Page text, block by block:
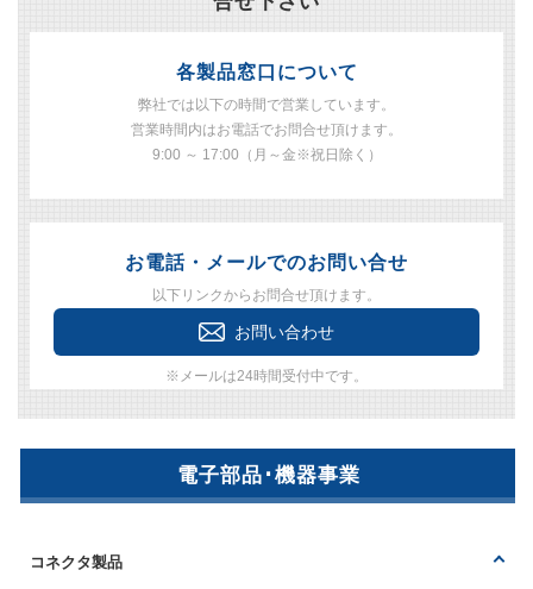
各製品窓口について
弊社では以下の時間で営業しています。
営業時間内はお電話でお問合せ頂けます。
9:00 ～ 17:00（月～金※祝日除く）
お電話・メールでのお問い合せ
以下リンクからお問合せ頂けます。
お問い合わせ
※メールは24時間受付中です。
電子部品･機器事業
コネクタ製品